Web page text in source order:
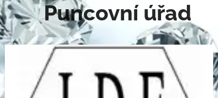
Puncovní úřad